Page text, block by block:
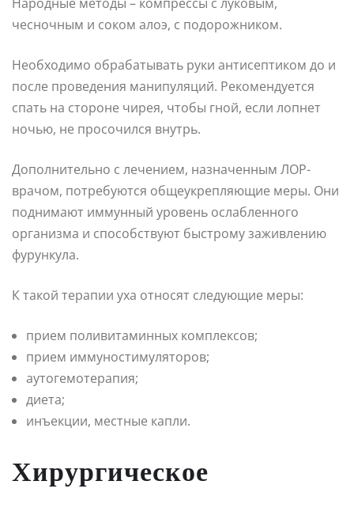
чесночным и соком алоэ, с подорожником.
Необходимо обрабатывать руки антисептиком до и
после проведения манипуляций. Рекомендуется
спать на стороне чирея, чтобы гной, если лопнет
ночью, не просочился внутрь.
Дополнительно с лечением, назначенным ЛОР-
врачом, потребуются общеукрепляющие меры. Они
поднимают иммунный уровень ослабленного
организма и способствуют быстрому заживлению
фурункула.
К такой терапии уха относят следующие меры:
прием поливитаминных комплексов;
прием иммуностимуляторов;
аутогемотерапия;
диета;
инъекции, местные капли.
Хирургическое